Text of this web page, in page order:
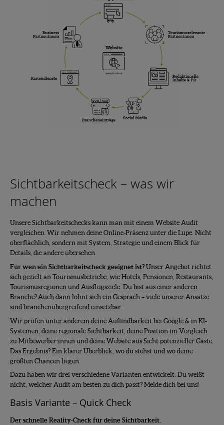
Sichtbarkeitscheck – was wir
machen
Unsere Sichtbarkeitschecks kann man mit einem Website Audit
vergleichen. Wir nehmen deine Online-Präsenz unter die Lupe. Nicht
oberflächlich, sondern mit System, Strategie und einem Blick für
Details, die andere übersehen.
Für wen ein Sichtbarkeitscheck geeignet ist? Unser Angebot richtet
sich gezielt an Tourismusbetriebe, wie Hotels, Pensionen, Restaurants,
Tourismusregionen und Ausflugsziele. Du bist aus einer anderen
Branche? Auch dann lohnt sich ein Gespräch – viele unserer Ansätze
sind branchenübergreifend einsetzbar.
Wir prüfen unter anderem deine Auffindbarkeit bei Google & in KI-
Systemen, deine regionale Sichtbarkeit, deine Position im Vergleich
zu Mitbewerber:innen und deine Website aus Sicht potenzieller Gäste.
Das Ergebnis? Ein klarer Überblick, wo du stehst und wo deine
größten Chancen liegen.
Dazu haben wir drei verschiedene Varianten entwickelt. Du weißt
nicht, welcher Audit am besten zu dich passt? Melde dich bei uns!
Basis Variante – Quick Check
Der schnelle Reality-Check für deine Sichtbarkeit.